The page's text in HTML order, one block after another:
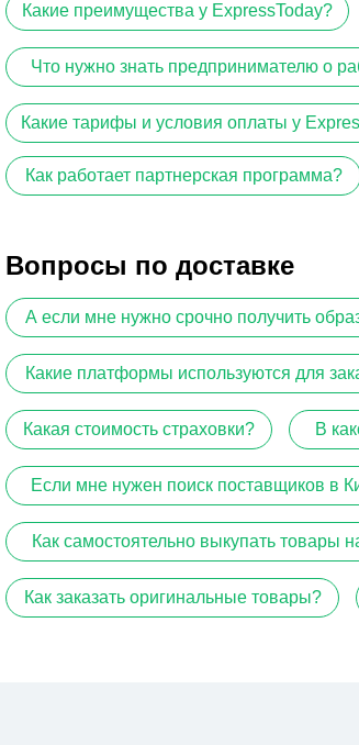
А если мне нужно срочно получить
Какие преимущества у ExpressToday?
Какие платформы используются для
Если мне нужен поиск поставщиков в
Как заказать оригинальные товары?
Какие тарифы и условия оплаты у
Что нужно знать предпринимателю о
Какая стоимость страховки?
Вопросы по доставке
В
Как самостоятельно выкупать товары
Как работает партнерская программа?